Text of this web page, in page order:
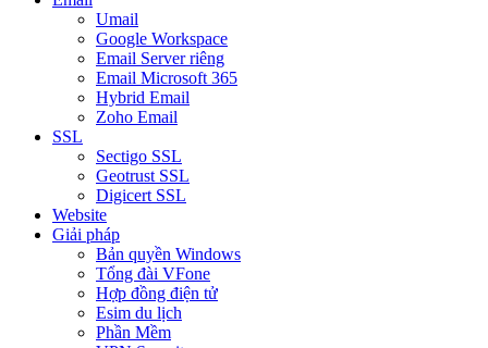
Umail
Google Workspace
Email Server riêng
Email Microsoft 365
Hybrid Email
Zoho Email
SSL
Sectigo SSL
Geotrust SSL
Digicert SSL
Website
Giải pháp
Bản quyền Windows
Tổng đài VFone
Hợp đồng điện tử
Esim du lịch
Phần Mềm